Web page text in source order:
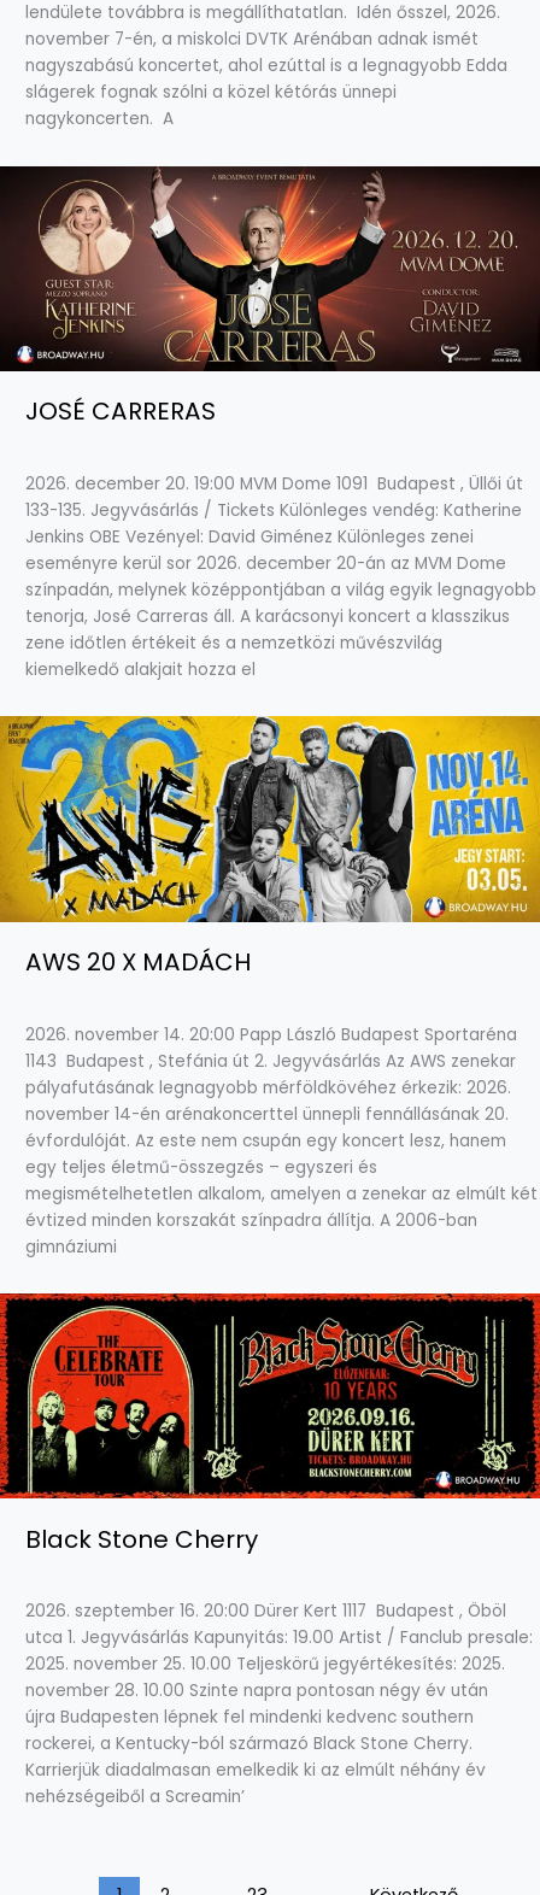
lendülete továbbra is megállíthatatlan. Idén ősszel, 2026.
november 7-én, a miskolci DVTK Arénában adnak ismét
nagyszabású koncertet, ahol ezúttal is a legnagyobb Edda
slágerek fognak szólni a közel kétórás ünnepi
nagykoncerten. A
JOSÉ CARRERAS
2026. december 20. 19:00 MVM Dome 1091 Budapest , Üllői út
133-135. Jegyvásárlás / Tickets Különleges vendég: Katherine
Jenkins OBE Vezényel: David Giménez Különleges zenei
eseményre kerül sor 2026. december 20-án az MVM Dome
színpadán, melynek középpontjában a világ egyik legnagyobb
tenorja, José Carreras áll. A karácsonyi koncert a klasszikus
zene időtlen értékeit és a nemzetközi művészvilág
kiemelkedő alakjait hozza el
AWS 20 X MADÁCH
2026. november 14. 20:00 Papp László Budapest Sportaréna
1143 Budapest , Stefánia út 2. Jegyvásárlás Az AWS zenekar
pályafutásának legnagyobb mérföldkövéhez érkezik: 2026.
november 14-én arénakoncerttel ünnepli fennállásának 20.
évfordulóját. Az este nem csupán egy koncert lesz, hanem
egy teljes életmű-összegzés – egyszeri és
megismételhetetlen alkalom, amelyen a zenekar az elmúlt két
évtized minden korszakát színpadra állítja. A 2006-ban
gimnáziumi
Black Stone Cherry
2026. szeptember 16. 20:00 Dürer Kert 1117 Budapest , Öböl
utca 1. Jegyvásárlás Kapunyitás: 19.00 Artist / Fanclub presale:
2025. november 25. 10.00 Teljeskörű jegyértékesítés: 2025.
november 28. 10.00 Szinte napra pontosan négy év után
újra Budapesten lépnek fel mindenki kedvenc southern
rockerei, a Kentucky-ból származó Black Stone Cherry.
Karrierjük diadalmasan emelkedik ki az elmúlt néhány év
nehézségeiből a Screamin’